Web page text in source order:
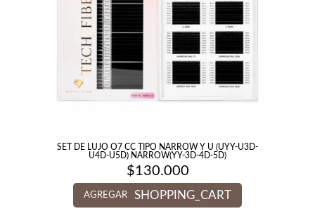
SET DE LUJO O7 CC TIPO NARROW Y U (UYY-U3D-
U4D-U5D) NARROW(YY-3D-4D-5D)
$130.000
AGREGAR SHOPPING_CART